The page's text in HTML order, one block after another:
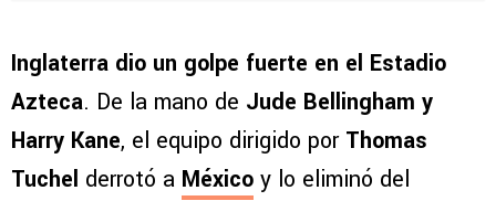
Inglaterra dio un golpe fuerte en el Estadio
Azteca. De la mano de Jude Bellingham y
Harry Kane, el equipo dirigido por Thomas
Tuchel derrotó a México y lo eliminó del